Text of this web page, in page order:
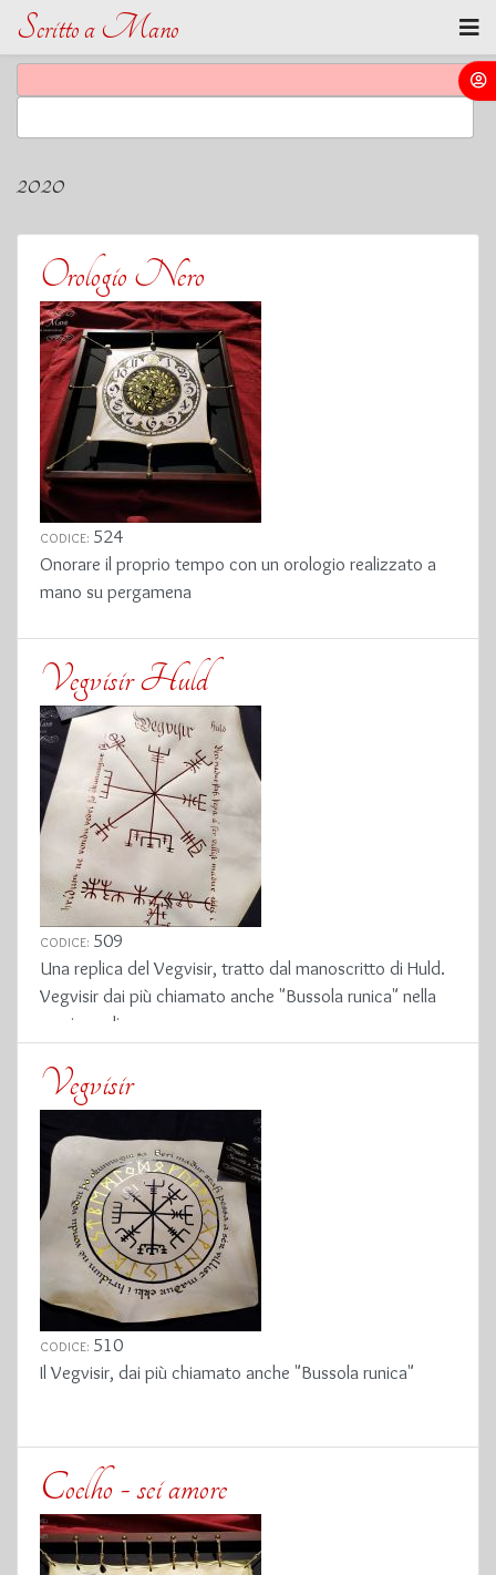
Scritto a Mano
2020
Orologio Nero
CODICE: 524
Onorare il proprio tempo con un orologio realizzato a
mano su pergamena
Vegvisir Huld
CODICE: 509
Una replica del Vegvisir, tratto dal manoscritto di Huld.
Vegvisir dai più chiamato anche "Bussola runica" nella
versione di sangue
Vegvisir
CODICE: 510
Il Vegvisir, dai più chiamato anche "Bussola runica"
Coelho - sei amore